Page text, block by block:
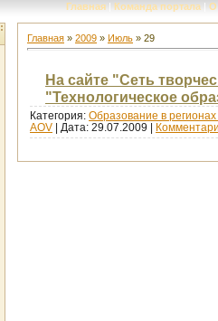
Главная | Команда портала | О
Главная » 2009 » Июль » 29
На сайте "Сеть
"Технологическое
Категория: Образование в
AOV | Дата: 29.07.2009